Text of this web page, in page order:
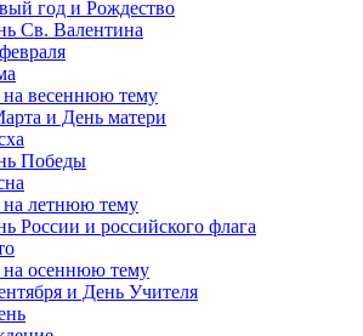
год и Рождество
Св. Валентина
весеннюю тему
и День матери
Победы
летнюю тему
России и российского флага
осеннюю тему
и День Учителя